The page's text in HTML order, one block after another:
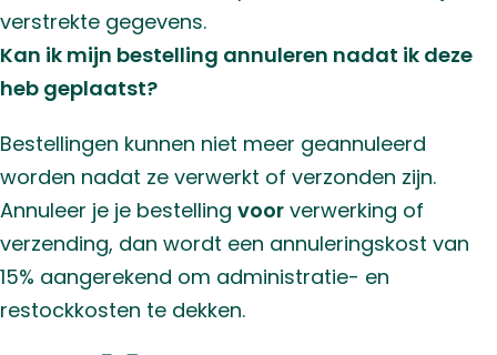
verstrekte gegevens.
Kan ik mijn bestelling annuleren nadat ik deze
heb geplaatst?
Bestellingen kunnen niet meer geannuleerd
worden nadat ze verwerkt of verzonden zijn.
Annuleer je je bestelling voor verwerking of
verzending, dan wordt een annuleringskost van
15% aangerekend om administratie- en
restockkosten te dekken.